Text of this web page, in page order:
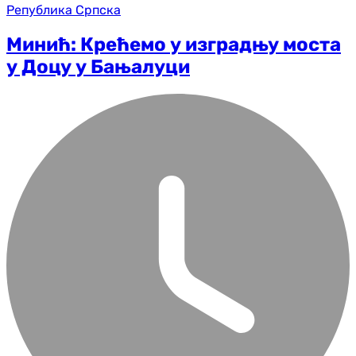
Република Српска
Минић: Крећемо у изградњу моста
у Доцу у Бањалуци